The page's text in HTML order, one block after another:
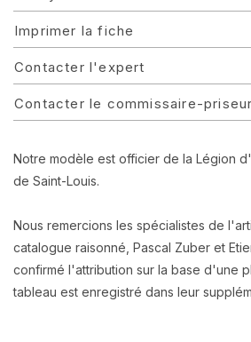
Imprimer la fiche
Contacter l'expert
Contacter le commissaire-priseur
Notre modèle est officier de la Légion
de Saint-Louis.
Nous remercions les spécialistes de
catalogue raisonné, Pascal Zuber et
confirmé l'attribution sur la base d'une
tableau est enregistré dans leur